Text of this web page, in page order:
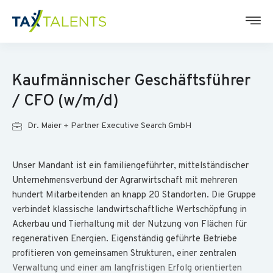
Kaufmännischer Geschäftsführer
/ CFO (w/m/d)
Dr. Maier + Partner Executive Search GmbH
Unser Mandant ist ein familiengeführter, mittelständischer
Unternehmensverbund der Agrarwirtschaft mit mehreren
hundert Mitarbeitenden an knapp 20 Standorten. Die Gruppe
verbindet klassische landwirtschaftliche Wertschöpfung in
Ackerbau und Tierhaltung mit der Nutzung von Flächen für
regenerativen Energien. Eigenständig geführte Betriebe
profitieren von gemeinsamen Strukturen, einer zentralen
Verwaltung und einer am langfristigen Erfolg orientierten